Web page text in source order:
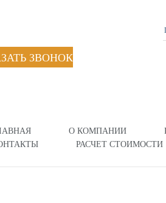
ЗВОНОК
О КОМПАНИИ
РАСЧЕТ СТОИМОСТИ